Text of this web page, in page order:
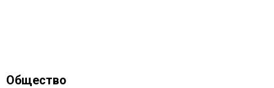
Общество